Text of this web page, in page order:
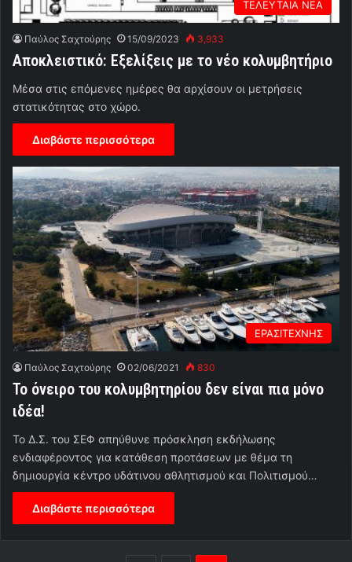
ΤΕΛΕΥΤΑΙΑ ΝΕΑ
Παύλος Σαχτούρης 15/09/2023 3,933
Αποκλειστικό: Εξελίξεις με το νέο κολυμβητήριο
Μέσα στις επόμενες ημέρες θα αρχίσουν οι μετρήσεις
στατικότητας στο χώρο.
Διαβάστε περισσότερα
ΕΡΑΣΙΤΕΧΝΗΣ
Παύλος Σαχτούρης 02/06/2021 830
Το όνειρο του κολυμβητηρίου δεν είναι πια μόνο
ιδέα!
Το Δ.Σ. του ΣΕΦ απηύθυνε πρόσκληση εκδήλωσης
ενδιαφέροντος για κατάθεση προτάσεων με θέμα τη
δημιουργία κέντρο υδάτινου αθλητισμού και Πολιτισμού…
Διαβάστε περισσότερα